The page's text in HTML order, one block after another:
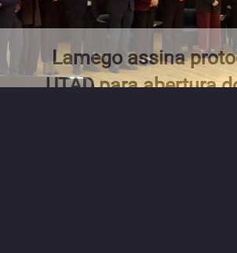
Lamego assina
UTAD para abertura
Medicina